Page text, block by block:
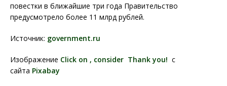
повестки в ближайшие три года Правительство
предусмотрело более 11 млрд рублей.
Источник: government.ru
Изображение Click on , consider Thank you! с
сайта Pixabay